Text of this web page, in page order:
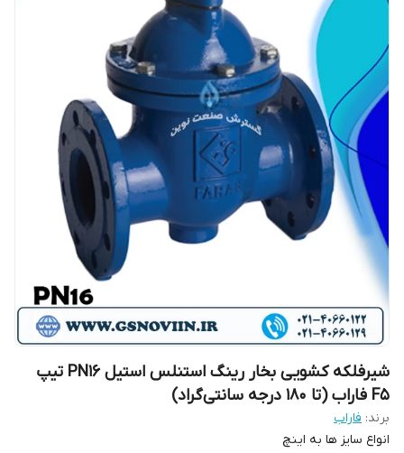
شیرفلکه کشویی بخار رینگ استنلس استیل PN16 تیپ
F5 فاراب (تا 180 درجه سانتی‌گراد)
برند: فاراب
انواع سایز ها به اینچ